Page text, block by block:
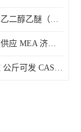
优势出天音二乙二醇乙醚（DPE）山东仓库发现货
单乙醇胺桶装供应 MEA 济南仓库发货 厂家
咪唑生产厂家 公斤可发 CAS:288-32-4